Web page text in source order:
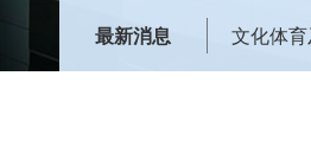
最新消息 文化体